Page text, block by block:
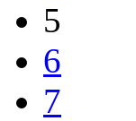
5
6
7